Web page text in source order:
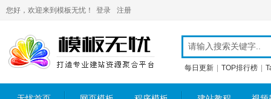
您好，欢迎来到模板无忧！ 登录 注册
每日更新 TOP排行榜